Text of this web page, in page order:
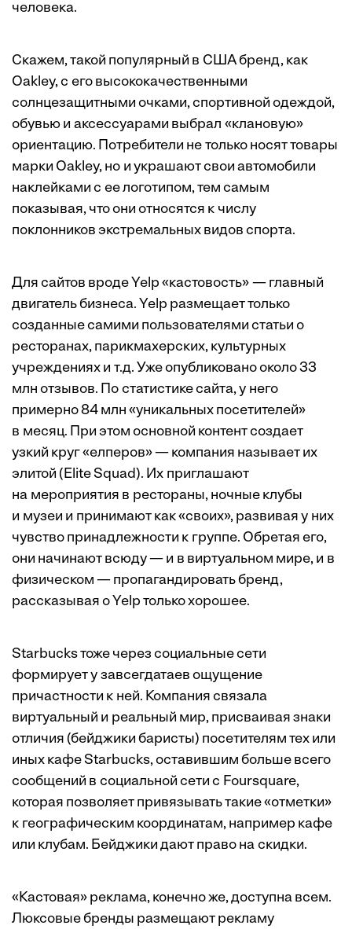
человека.
Скажем, такой популярный в США бренд, как
Oakley, с его высококачественными
солнцезащитными очками, спортивной одеждой,
обувью и аксессуарами выбрал «клановую»
ориентацию. Потребители не только носят товары
марки Oakley, но и украшают свои автомобили
наклейками с ее логотипом, тем самым
показывая, что они относятся к числу
поклонников экстремальных видов спорта.
Для сайтов вроде Yelp «кастовость» — главный
двигатель бизнеса. Yelp размещает только
созданные самими пользователями статьи о
ресторанах, парикмахерских, культурных
учреждениях и т.д. Уже опубликовано около 33
млн отзывов. По статистике сайта, у него
примерно 84 млн «уникальных посетителей»
в месяц. При этом основной контент создает
узкий круг «елперов» — компания называет их
элитой (Elite Squad). Их приглашают
на мероприятия в рестораны, ночные клубы
и музеи и принимают как «своих», развивая у них
чувство принадлежности к группе. Обретая его,
они начинают всюду — и в виртуальном мире, и в
физическом — пропагандировать бренд,
рассказывая о Yelp только хорошее.
Starbucks тоже через социальные сети
формирует у завсегдатаев ощущение
причастности к ней. Компания связала
виртуальный и реальный мир, присваивая знаки
отличия (бейджики баристы) посетителям тех или
иных кафе Starbucks, оставившим больше всего
сообщений в социальной сети с Foursquare,
которая позволяет привязывать такие «отметки»
к географическим координатам, например кафе
или клубам. Бейджики дают право на скидки.
«Кастовая» реклама, конечно же, доступна всем.
Люксовые бренды размещают рекламу